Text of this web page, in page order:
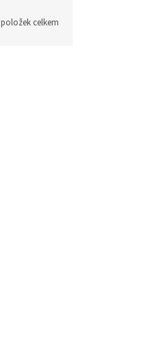
položek celkem